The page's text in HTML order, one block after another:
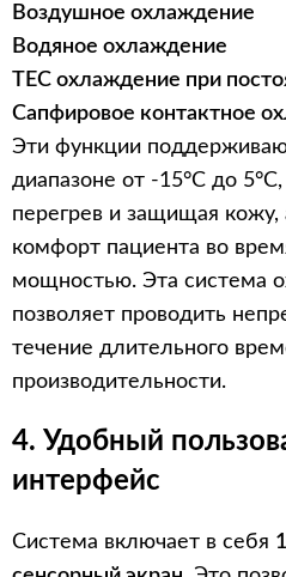
Воздушное охлаждение
Водяное охлаждение
TEC охлаждение при
Сапфировое контактное
Эти функции
диапазоне от -15°C до
перегрев и защищая кожу,
комфорт пациента во
мощностью. Эта система
позволяет проводить
течение длительного
производительности.
4. Удобный
интерфейс
Система включает в себя